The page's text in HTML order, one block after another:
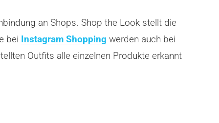
an Shops. Shop the Look stellt die
bei Instagram Shopping werden auch bei
Outfits alle einzelnen Produkte erkannt